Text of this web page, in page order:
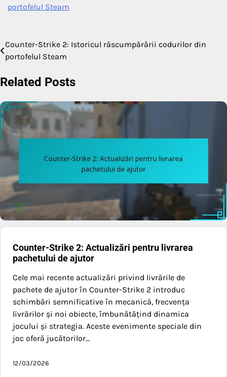
portofelul Steam
Post
navigation
Counter-Strike 2: Istoricul răscumpărării codurilor din
portofelul Steam
Related Posts
Counter-Strike 2: Actualizări pentru livrarea
pachetului de ajutor
Cele mai recente actualizări privind livrările de
pachete de ajutor în Counter-Strike 2 introduc
schimbări semnificative în mecanică, frecvența
livrărilor și noi obiecte, îmbunătățind dinamica
jocului și strategia. Aceste evenimente speciale din
joc oferă jucătorilor…
12/03/2026